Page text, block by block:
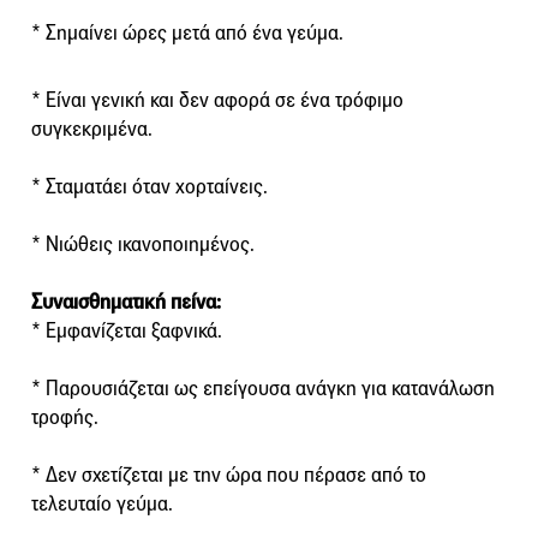
* Σημαίνει ώρες μετά από ένα γεύμα.
* Είναι γενική και δεν αφορά σε ένα τρόφιμο
συγκεκριμένα.
* Σταματάει όταν χορταίνεις.
* Νιώθεις ικανοποιημένος.
Συναισθηματική πείνα:
* Εμφανίζεται ξαφνικά.
* Παρουσιάζεται ως επείγουσα ανάγκη για κατανάλωση
τροφής.
* Δεν σχετίζεται με την ώρα που πέρασε από το
τελευταίο γεύμα.